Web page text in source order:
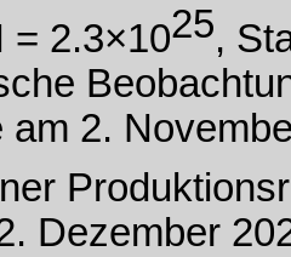
= 2.3×1025,
2.
Dezember